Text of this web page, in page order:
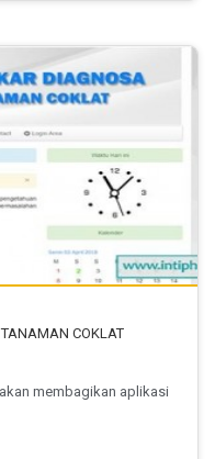
COKLAT
membagikan aplikasi